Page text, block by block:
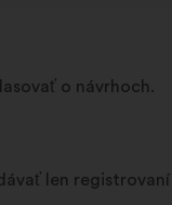
o návrhoch.
len